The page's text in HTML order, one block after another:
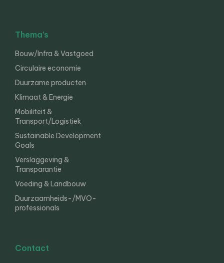
Thema’s
Bouw/Infra & Vastgoed
Circulaire economie
Duurzame producten
Klimaat & Energie
Mobiliteit &
Transport/Logistiek
Sustainable Development
Goals
Verslaggeving &
Transparantie
Voeding & Landbouw
Duurzaamheids-/MVO-
professionals
Contact